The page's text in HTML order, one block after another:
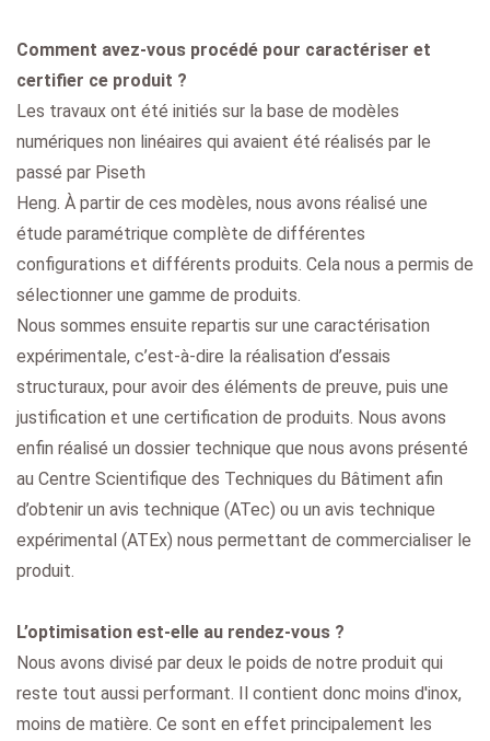
Comment avez-vous procédé pour caractériser et
certifier ce produit ?
Les travaux ont été initiés sur la base de modèles
numériques non linéaires qui avaient été réalisés par le
passé par Piseth
Heng. À partir de ces modèles, nous avons réalisé une
étude paramétrique complète de différentes
configurations et différents produits. Cela nous a permis de
sélectionner une gamme de produits.
Nous sommes ensuite repartis sur une caractérisation
expérimentale, c’est-à-dire la réalisation d’essais
structuraux, pour avoir des éléments de preuve, puis une
justification et une certification de produits. Nous avons
enfin réalisé un dossier technique que nous avons présenté
au Centre Scientifique des Techniques du Bâtiment afin
d’obtenir un avis technique (ATec) ou un avis technique
expérimental (ATEx) nous permettant de commercialiser le
produit.
L’optimisation est-elle au rendez-vous ?
Nous avons divisé par deux le poids de notre produit qui
reste tout aussi performant. Il contient donc moins d'inox,
moins de matière. Ce sont en effet principalement les